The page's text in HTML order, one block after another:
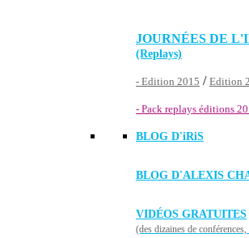
JOURNÉES DE
(Replays)
- Edition 2015 / Edition
- Pack replays éditions
BLOG D'iRiS
BLOG D'ALEXIS
VIDÉOS GRATUITES
(des dizaines de